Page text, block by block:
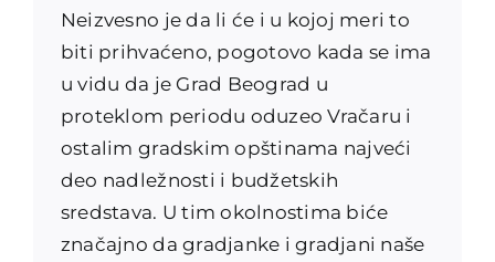
Neizvesno je da li će i u kojoj meri to
biti prihvaćeno, pogotovo kada se ima
u vidu da je Grad Beograd u
proteklom periodu oduzeo Vračaru i
ostalim gradskim opštinama najveći
deo nadležnosti i budžetskih
sredstava. U tim okolnostima biće
značajno da gradjanke i gradjani naše